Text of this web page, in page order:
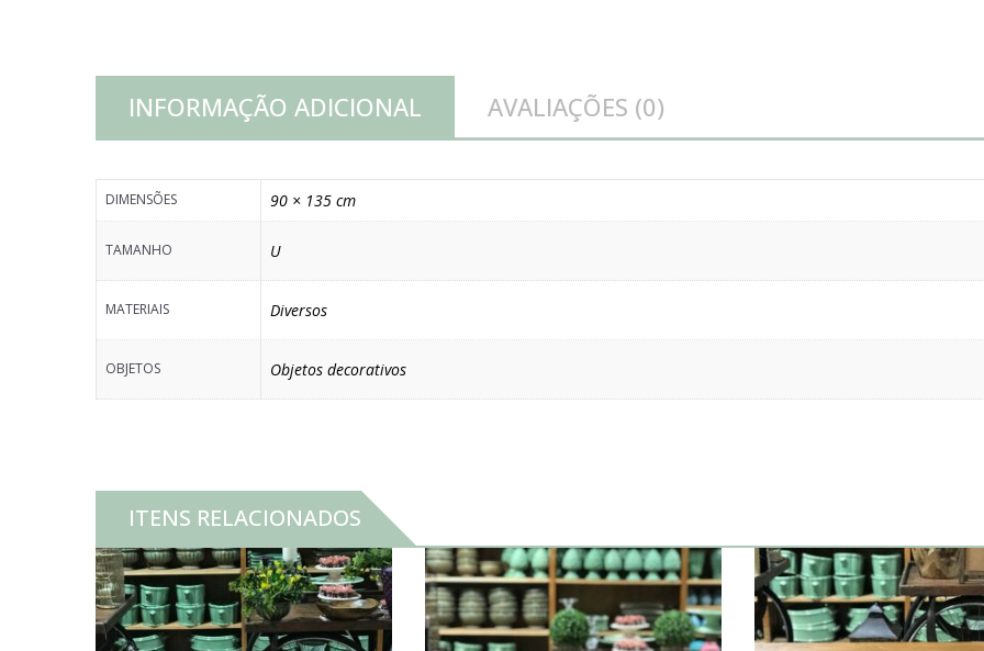
INFORMAÇÃO ADICIONAL AVALIAÇÕES (0)
DIMENSÕES 90 × 135 cm
TAMANHO U
MATERIAIS Diversos
OBJETOS Objetos decorativos
ITENS RELACIONADOS